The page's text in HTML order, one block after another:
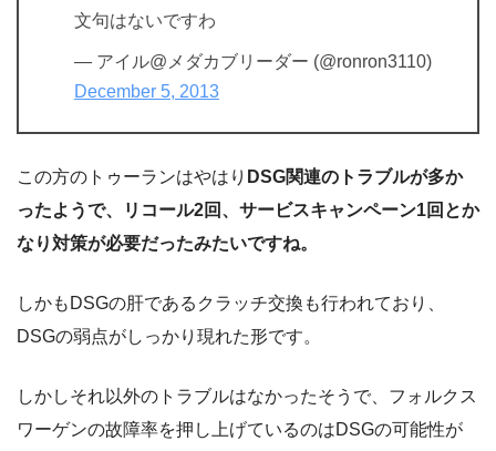
文句はないですわ
— アイル@メダカブリーダー (@ronron3110)
December 5, 2013
この方のトゥーランはやはり DSG関連のトラブルが多か
ったようで、リコール2回、サービスキャンペーン1回とか
なり対策が必要だったみたいですね。
しかもDSGの肝であるクラッチ交換も行われており、
DSGの弱点がしっかり現れた形です。
しかしそれ以外のトラブルはなかったそうで、フォルクス
ワーゲンの故障率を押し上げているのはDSGの可能性が